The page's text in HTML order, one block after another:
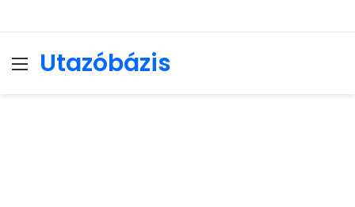
MenuUtazóbázis